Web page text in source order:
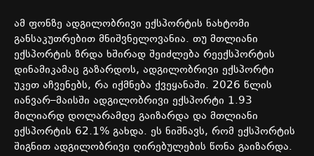
ამ ფონზე ადგილობრივი ექსპორტის ნახტომი
განსაკუთრებით მნიშვნელოვანია. თუ მთლიანი
ექსპორტის ზრდა ხშირად შეიძლება რეექსპორტის
დინამიკამაც გაზარდოს, ადგილობრივი ექსპორტი
უკეთ აჩვენებს, რა იქმნება ქვეყანაში. 2026 წლის
იანვარ–მაისში ადგილობრივი ექსპორტი 1.93
მილიარდ დოლარამდე გაიზარდა და მთლიანი
ექსპორტის 62.1% გახდა. ეს ნიშნავს, რომ ექსპორტის
შიგნით ადგილობრივი ღირებულების წონა გაიზარდა.